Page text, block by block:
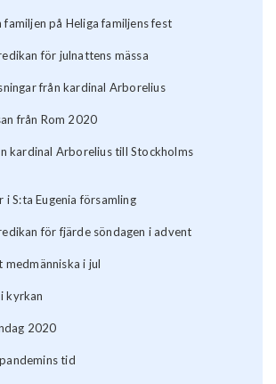
familjen på Heliga familjens fest
för julnattens mässa
från kardinal Arborelius
från Rom 2020
kardinal Arborelius till Stockholms
i S:ta Eugenia församling
för fjärde söndagen i advent
medmänniska i jul
kyrkan
2020
tid